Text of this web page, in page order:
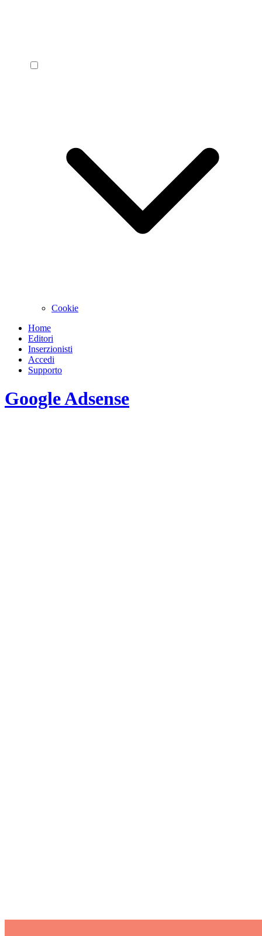
Cookie
Home
Editori
Inserzionisti
Accedi
Supporto
Google Adsense